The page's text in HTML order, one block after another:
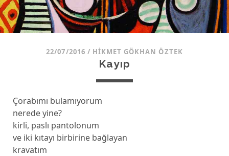
22/07/2016 / HIKMET GÖKHAN ÖZTEK
Kayıp
Çorabımı bulamıyorum
nerede yine?
kirli, paslı pantolonum
ve iki kıtayı birbirine bağlayan
kravatım